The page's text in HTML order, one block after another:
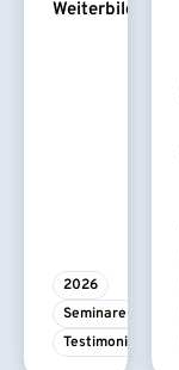
Weiterbildung
2026
Seminare
Testimonial